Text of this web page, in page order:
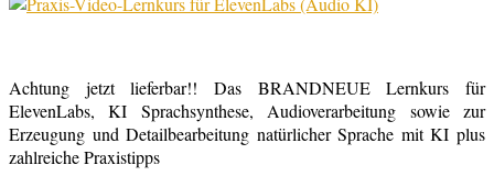
Achtung jetzt lieferbar!! Das BRANDNEUE Lernkurs für
ElevenLabs, KI Sprachsynthese, Audioverarbeitung sowie zur
Erzeugung und Detailbearbeitung natürlicher Sprache mit KI plus
zahlreiche Praxistipps